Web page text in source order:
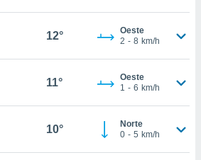
12°
Oeste
2 - 8 km/h
11°
Oeste
1 - 6 km/h
10°
Norte
0 - 5 km/h